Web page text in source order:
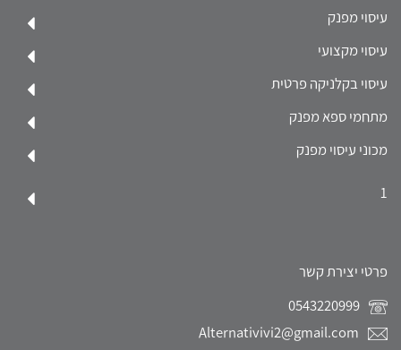
עיסוי מפנק
עיסוי מקצועי
עיסוי בקלניקה פרטית
מתחמי ספא מפנק
מכוני עיסוי מפנק
1
פרטי יצירת קשר
Alternativivi2@gmail.com